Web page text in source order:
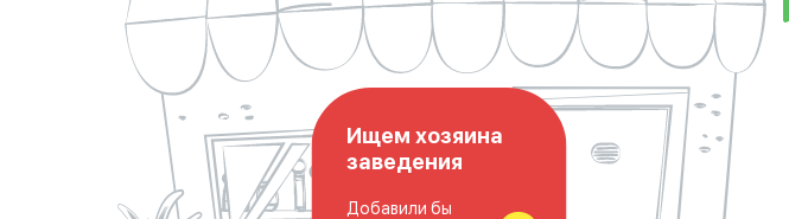
Ищем хозяина
заведения
Добавили бы